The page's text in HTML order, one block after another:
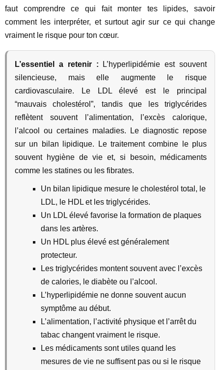
faut comprendre ce qui fait monter tes lipides, savoir
comment les interpréter, et surtout agir sur ce qui change
vraiment le risque pour ton cœur.
L’essentiel a retenir : L’hyperlipidémie est souvent
silencieuse, mais elle augmente le risque
cardiovasculaire. Le LDL élevé est le principal
“mauvais cholestérol”, tandis que les triglycérides
reflètent souvent l’alimentation, l’excès calorique,
l’alcool ou certaines maladies. Le diagnostic repose
sur un bilan lipidique. Le traitement combine le plus
souvent hygiène de vie et, si besoin, médicaments
comme les statines ou les fibrates.
Un bilan lipidique mesure le cholestérol total, le
LDL, le HDL et les triglycérides.
Un LDL élevé favorise la formation de plaques
dans les artères.
Un HDL plus élevé est généralement
protecteur.
Les triglycérides montent souvent avec l’excès
de calories, le diabète ou l’alcool.
L’hyperlipidémie ne donne souvent aucun
symptôme au début.
L’alimentation, l’activité physique et l’arrêt du
tabac changent vraiment le risque.
Les médicaments sont utiles quand les
mesures de vie ne suffisent pas ou si le risque